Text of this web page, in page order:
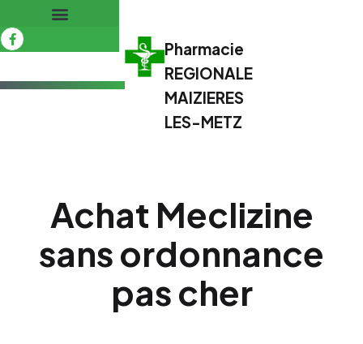
Pharmacie
REGIONALE
MAIZIERES
LES-METZ
Achat Meclizine
sans ordonnance
pas cher